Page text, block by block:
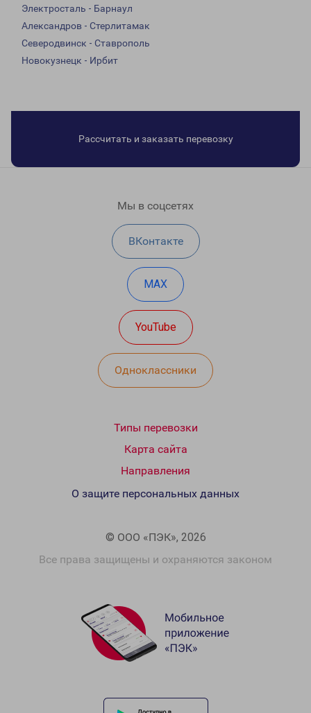
Электросталь - Барнаул
Александров - Стерлитамак
Северодвинск - Ставрополь
Новокузнецк - Ирбит
Рассчитать и заказать перевозку
Мы в соцсетях
ВКонтакте
MAX
YouTube
Одноклассники
Типы перевозки
Карта сайта
Направления
© ООО «ПЭК», 2026
Все права защищены и охраняются законом
О защите персональных данных